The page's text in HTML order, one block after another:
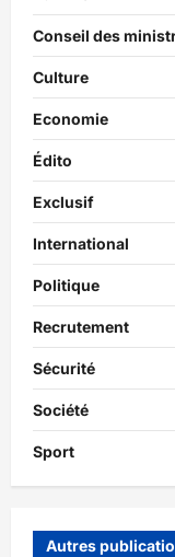
Conseil des
Culture
Economie
Édito
Exclusif
International
Politique
Recrutement
Sécurité
Société
Sport
Autres